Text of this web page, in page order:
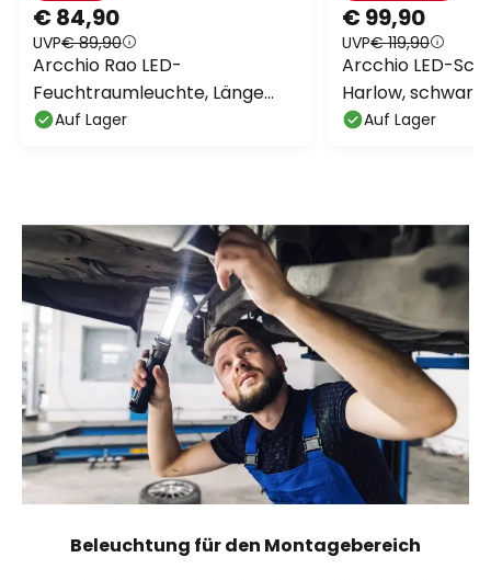
€ 84,90
UVP€ 89,90
Arcchio Rao LED-
Feuchtraumleuchte, Länge
121,5 cm
Auf Lager
€ 99,90
UVP€ 119,90
Arcchio LED-
Harlow, schwarz,
3.000K
Auf Lager
Beleuchtung für den Montagebereich